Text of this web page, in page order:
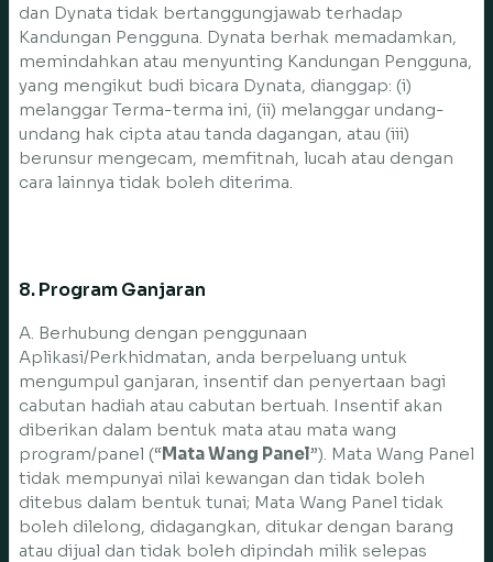
dan Dynata tidak bertanggungjawab terhadap
Kandungan Pengguna. Dynata berhak memadamkan,
memindahkan atau menyunting Kandungan Pengguna,
yang mengikut budi bicara Dynata, dianggap: (i)
melanggar Terma-terma ini, (ii) melanggar undang-
undang hak cipta atau tanda dagangan, atau (iii)
berunsur mengecam, memfitnah, lucah atau dengan
cara lainnya tidak boleh diterima.
8. Program Ganjaran
A. Berhubung dengan penggunaan
Aplikasi/Perkhidmatan, anda berpeluang untuk
mengumpul ganjaran, insentif dan penyertaan bagi
cabutan hadiah atau cabutan bertuah. Insentif akan
diberikan dalam bentuk mata atau mata wang
program/panel (“Mata Wang Panel”). Mata Wang Panel
tidak mempunyai nilai kewangan dan tidak boleh
ditebus dalam bentuk tunai; Mata Wang Panel tidak
boleh dilelong, didagangkan, ditukar dengan barang
atau dijual dan tidak boleh dipindah milik selepas